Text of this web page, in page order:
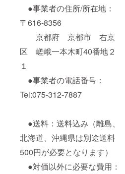
●事業者の住所/所在地：
〒616-8356
京都府 京都市 右京
区 嵯峨一本木町40番地２
１
●事業者の電話番号：
Tel:075-312-7887
●送料：送料込み（離島、
北海道、沖縄県は別途送料
500円が必要となります）
●対価以外に必要な費用：